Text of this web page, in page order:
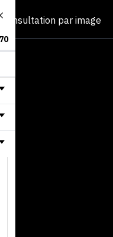
Consultation par image